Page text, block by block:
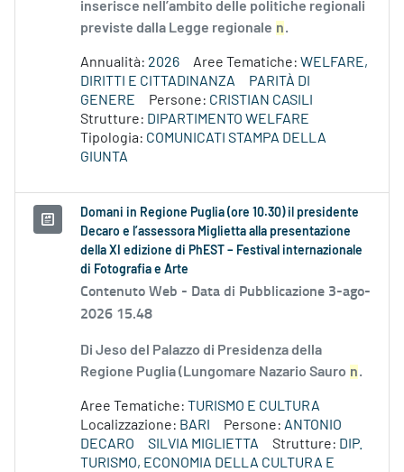
inserisce nell’ambito delle politiche regionali
previste dalla Legge regionale n.
Annualità: 2026 Aree Tematiche: WELFARE,
DIRITTI E CITTADINANZA
PARITÀ DI
GENERE
Persone: CRISTIAN CASILI
Strutture: DIPARTIMENTO WELFARE
Tipologia: COMUNICATI STAMPA DELLA
GIUNTA
Domani in Regione Puglia (ore 10.30) il presidente
Decaro e l’assessora Miglietta alla presentazione
della XI edizione di PhEST – Festival internazionale
di Fotografia e Arte
Contenuto Web - Data di Pubblicazione 3-ago-
2026 15.48
Di Jeso del Palazzo di Presidenza della
Regione Puglia (Lungomare Nazario Sauro n.
Aree Tematiche: TURISMO E CULTURA
Localizzazione: BARI Persone: ANTONIO
DECARO
SILVIA MIGLIETTA Strutture: DIP.
TURISMO, ECONOMIA DELLA CULTURA E